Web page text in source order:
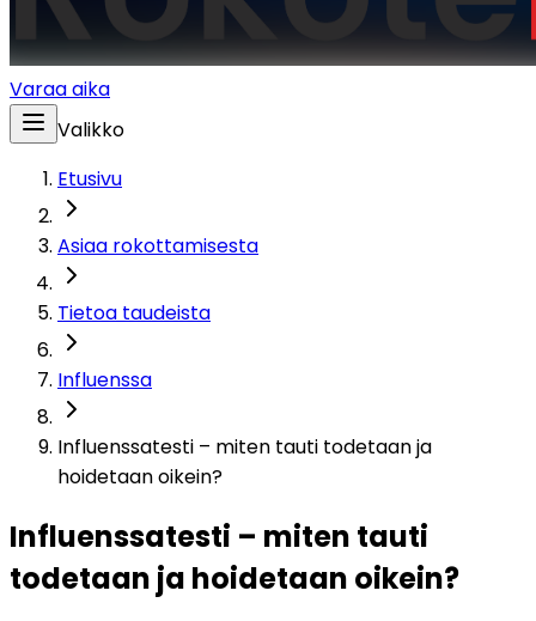
Varaa aika
Valikko
Etusivu
Asiaa rokottamisesta
Tietoa taudeista
Influenssa
Influenssatesti – miten tauti todetaan ja
hoidetaan oikein?
Influenssatesti – miten tauti
todetaan ja hoidetaan oikein?